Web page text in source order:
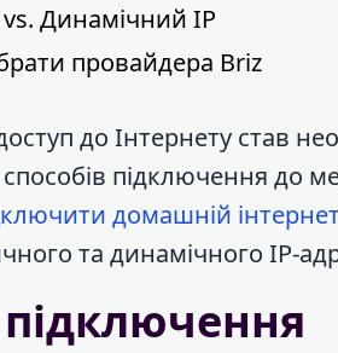
Динамічний IP
провайдера Briz
до Інтернету став
підключення до
домашній інтернет
та динамічного IP-